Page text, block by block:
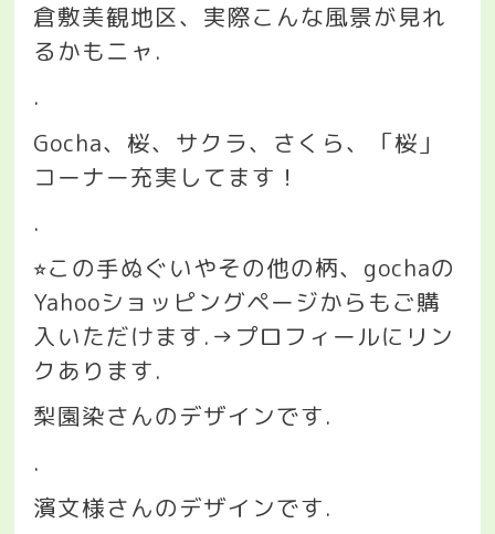
倉敷美観地区、実際こんな風景が見れ
るかもニャ .
.
Gocha、桜、サクラ、さくら、「桜」
コーナー充実してます！
.
⭐︎この手ぬぐいやその他の柄、 gochaの
Yahooショッピングページからもご購
入いただけます.→ プロフィールにリン
クあります.
梨園染さんのデザインです.
.
濱文様さんのデザインです.